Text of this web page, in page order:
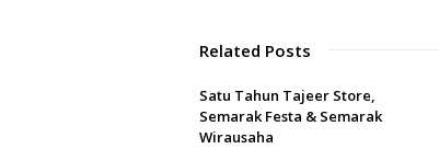
Related Posts
Satu Tahun Tajeer Store,
Semarak Festa & Semarak
Wirausaha